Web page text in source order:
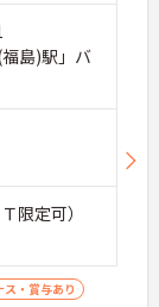
島)駅」バ
限定可）
ス・賞与あり